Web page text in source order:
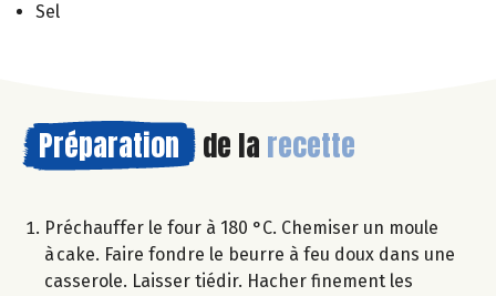
Sel
Préparation de la recette
Préchauffer le four à 180 °C. Chemiser un moule
à cake. Faire fondre le beurre à feu doux dans une
casserole. Laisser tiédir. Hacher finement les